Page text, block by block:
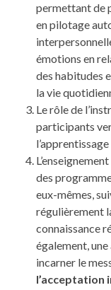
permettant de
en pilotage
émotions en
des habitudes
la vie
Le rôle de
participants
des
eux-mêmes,
régulièrement
connaissance
également,
incarner le
l’acceptation